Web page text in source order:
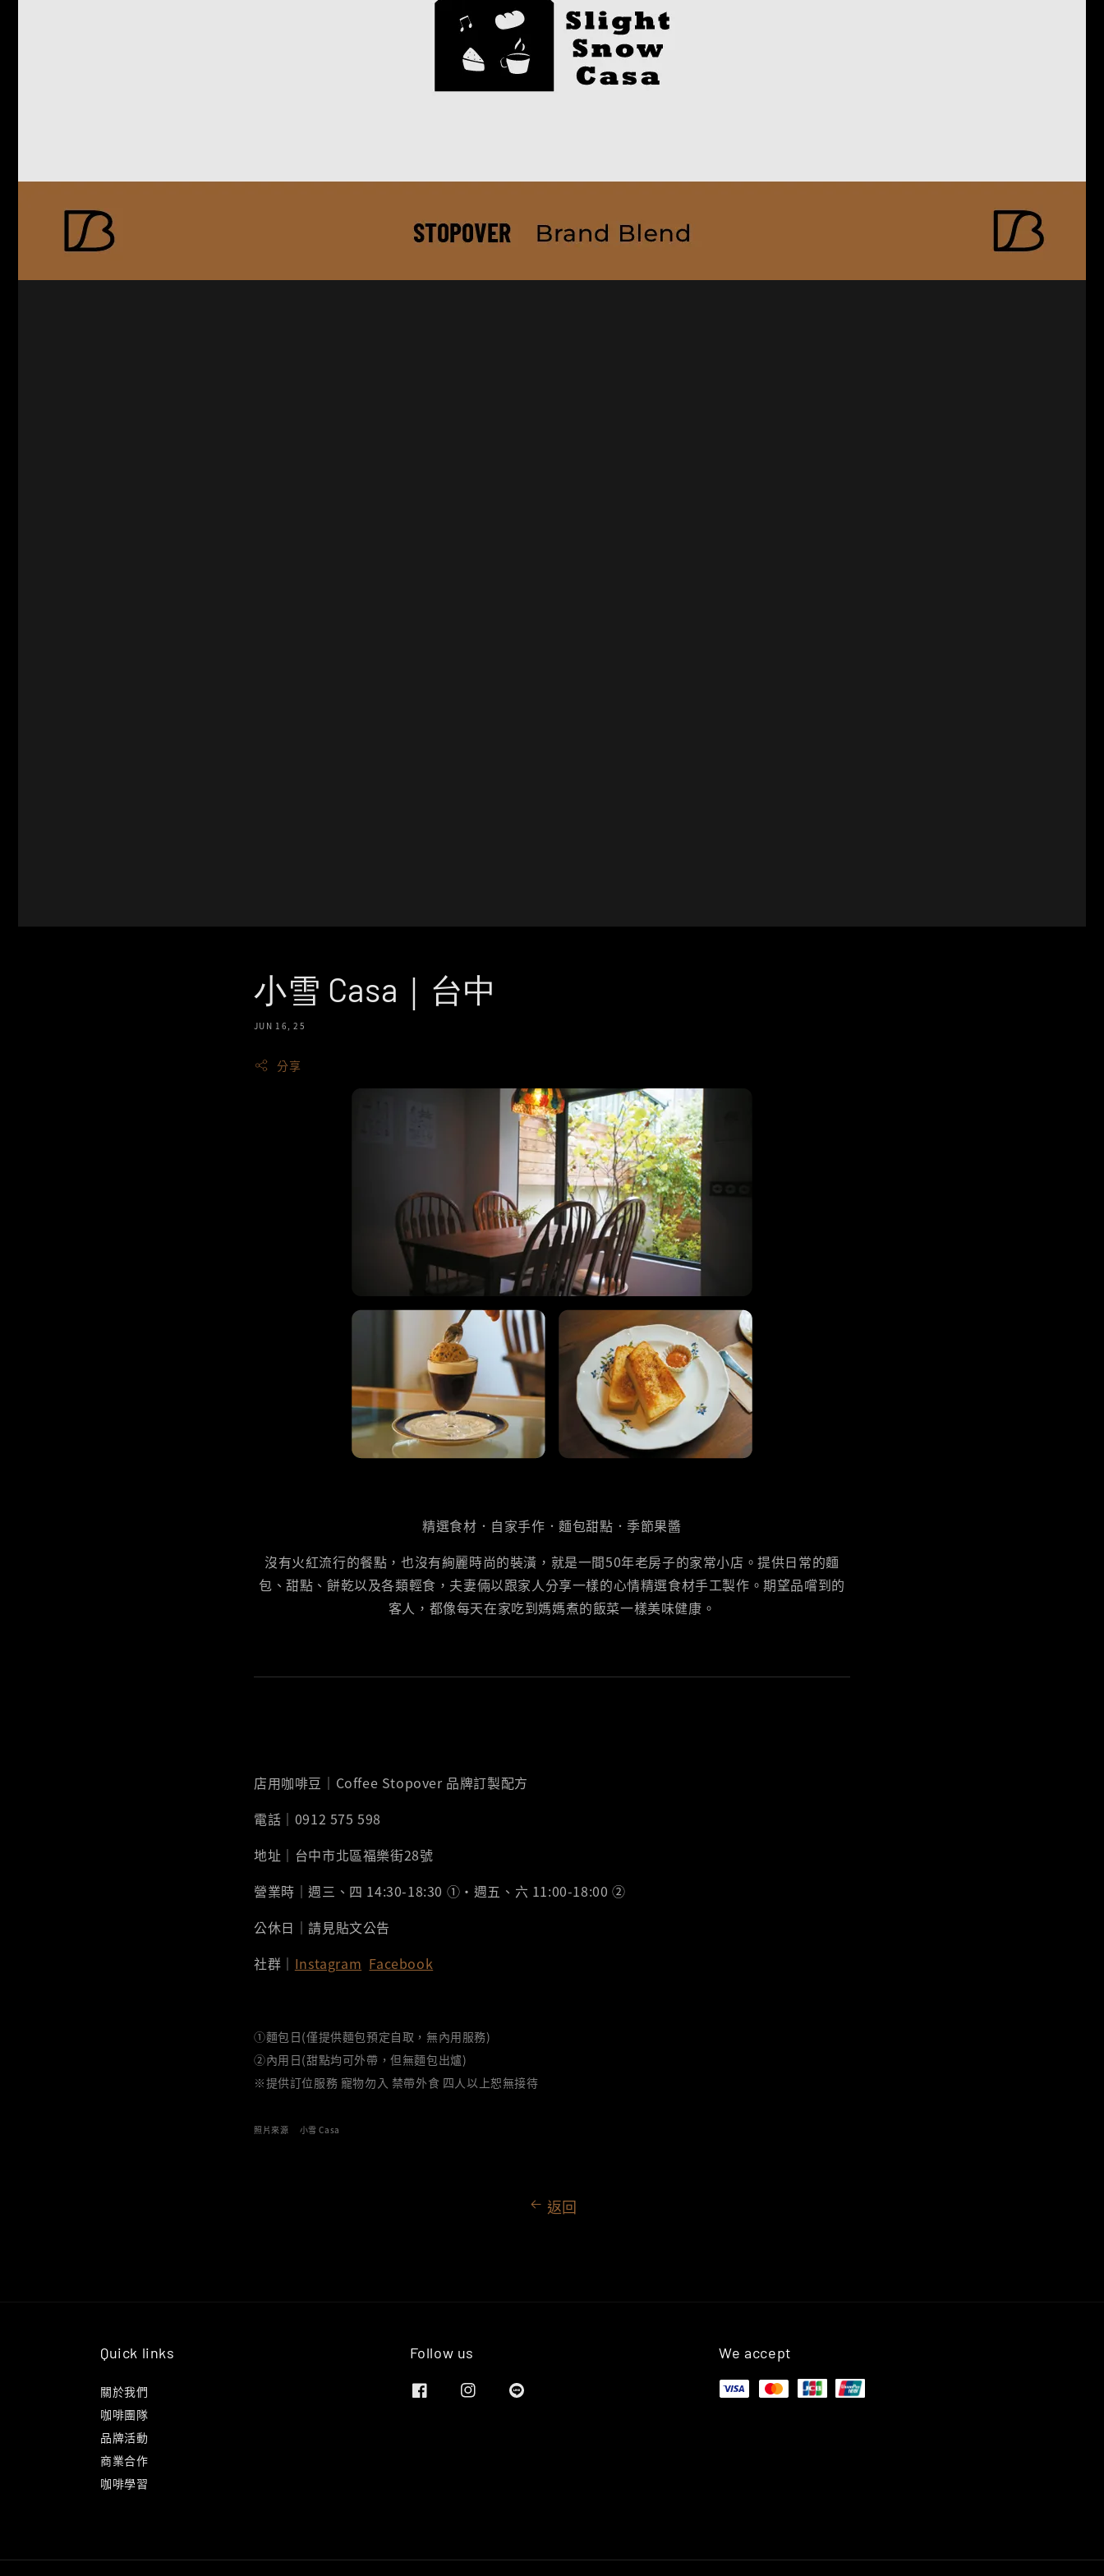
小雪 Casa｜台中
JUN 16, 25
分享
精選食材．自家手作．麵包甜點．季節果醬
沒有火紅流行的餐點，也沒有絢麗時尚的裝潢，就是一間50年老房子的家常小店。提供日常的麵
包、甜點、餅乾以及各類輕食，夫妻倆以跟家人分享一樣的心情精選食材手工製作。期望品嚐到的
客人，都像每天在家吃到媽媽煮的飯菜一樣美味健康。
店用咖啡豆｜Coffee Stopover 品牌訂製配方
電話｜0912 575 598
地址｜台中市北區福樂街28號
營業時｜週三、四 14:30-18:30 ①‧週五、六 11:00-18:00 ②
公休日｜請見貼文公告
社群｜ Instagram Facebook
①麵包日(僅提供麵包預定自取，無內用服務)
②內用日(甜點均可外帶，但無麵包出爐)
※提供訂位服務 寵物勿入 禁帶外食 四人以上恕無接待
照片來源 小雪 Casa
返回
Quick links
關於我們
咖啡團隊
品牌活動
商業合作
咖啡學習
Follow us We accept